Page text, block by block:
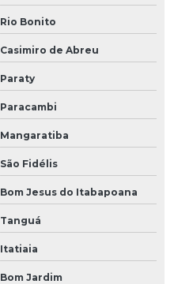
Rio Bonito
Casimiro de Abreu
Paraty
Paracambi
Mangaratiba
São Fidélis
Bom Jesus do Itabapoana
Tanguá
Itatiaia
Bom Jardim